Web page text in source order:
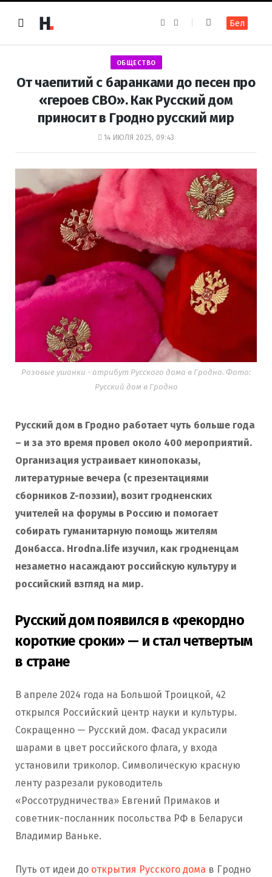
e
k
t
a
m
Бел
ОБЩЕСТВО
От чаепитий с баранками до песен про
«героев СВО». Как Русский дом
приносит в Гродно русский мир
14 ИЮЛЯ 2025, 09:43
Розовые ушанки - атрибут Русского дома в Гродно. Фото:
Русский дом в Гродно
Русский дом в Гродно работает чуть больше года
– и за это время провел около 400 мероприятий.
Организация устраивает кинопоказы,
литературные вечера (с презентациями
сборников Z-поэзии), возит гродненских
учителей на форумы в Россию и помогает
собирать гуманитарную помощь жителям
Донбасса. Hrodna.life изучил, как гродненцам
незаметно насаждают российскую культуру и
российский взгляд на мир.
Русский дом появился в «рекордно
короткие сроки» — и стал четвертым
в стране
В апреле 2024 года на Большой Троицкой, 42
открылся Российский центр науки и культуры.
Сокращенно — Русский дом. Фасад украсили
шарами в цвет российского флага, у входа
установили триколор. Символическую красную
ленту разрезали руководитель
«Россотрудничества» Евгений Примаков и
советник-посланник посольства РФ в Беларуси
Владимир Ваньке.
Путь от идеи до открытия Русского дома в Гродно